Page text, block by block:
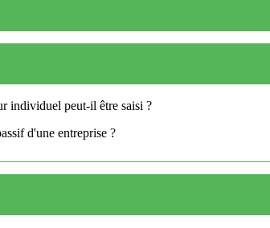
individuel peut-il être saisi ?
d'une entreprise ?